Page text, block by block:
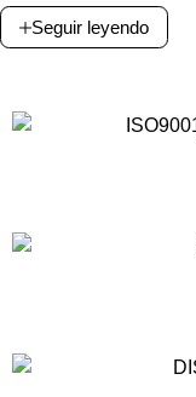
Seguir leyendo